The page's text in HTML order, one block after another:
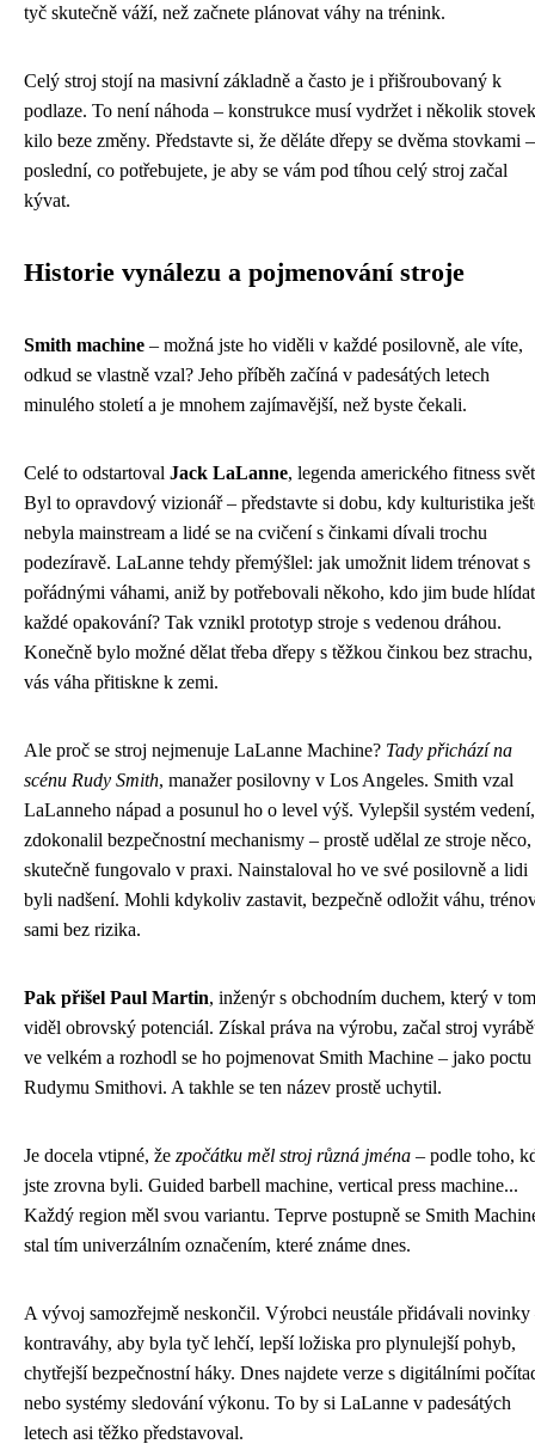
tyč skutečně váží, než začnete plánovat váhy na trénink.
Celý stroj stojí na masivní základně a často je i přišroubovaný k
podlaze. To není náhoda – konstrukce musí vydržet i několik stovek
kilo beze změny. Představte si, že děláte dřepy se dvěma stovkami –
poslední, co potřebujete, je aby se vám pod tíhou celý stroj začal
kývat.
Historie vynálezu a pojmenování stroje
Smith machine – možná jste ho viděli v každé posilovně, ale víte,
odkud se vlastně vzal? Jeho příběh začíná v padesátých letech
minulého století a je mnohem zajímavější, než byste čekali.
Celé to odstartoval Jack LaLanne, legenda amerického fitness
Byl to opravdový vizionář – představte si dobu, kdy kulturistika
nebyla mainstream a lidé se na cvičení s činkami dívali trochu
podezíravě. LaLanne tehdy přemýšlel: jak umožnit lidem trénovat s
pořádnými váhami, aniž by potřebovali někoho, kdo jim bude hlídat
každé opakování? Tak vznikl prototyp stroje s vedenou dráhou.
Konečně bylo možné dělat třeba dřepy s těžkou činkou bez strachu,
vás váha přitiskne k zemi.
Ale proč se stroj nejmenuje LaLanne Machine? Tady přichází na
scénu Rudy Smith, manažer posilovny v Los Angeles. Smith vzal
LaLanneho nápad a posunul ho o level výš. Vylepšil systém vedení,
zdokonalil bezpečnostní mechanismy – prostě udělal ze stroje
skutečně fungovalo v praxi. Nainstaloval ho ve své posilovně a lidi
byli nadšení. Mohli kdykoliv zastavit, bezpečně odložit váhu,
sami bez rizika.
Pak přišel Paul Martin, inženýr s obchodním duchem, který v tom
viděl obrovský potenciál. Získal práva na výrobu, začal stroj
ve velkém a rozhodl se ho pojmenovat Smith Machine – jako poctu
Rudymu Smithovi. A takhle se ten název prostě uchytil.
Je docela vtipné, že zpočátku měl stroj různá jména – podle toho,
jste zrovna byli. Guided barbell machine, vertical press machine...
Každý region měl svou variantu. Teprve postupně se Smith
stal tím univerzálním označením, které známe dnes.
A vývoj samozřejmě neskončil. Výrobci neustále přidávali novinky
kontraváhy, aby byla tyč lehčí, lepší ložiska pro plynulejší pohyb,
chytřejší bezpečnostní háky. Dnes najdete verze s digitálními
nebo systémy sledování výkonu. To by si LaLanne v padesátých
letech asi těžko představoval.